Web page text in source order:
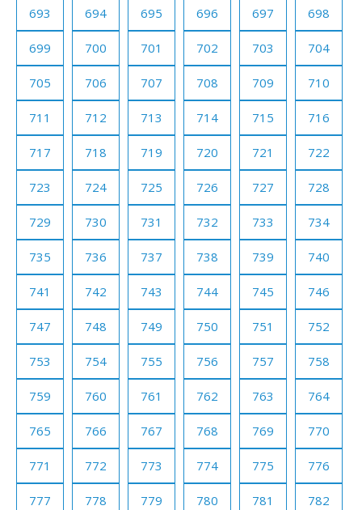
693 694 695 696 697 698
699 700 701 702 703 704
705 706 707 708 709 710
711 712 713 714 715 716
717 718 719 720 721 722
723 724 725 726 727 728
729 730 731 732 733 734
735 736 737 738 739 740
741 742 743 744 745 746
747 748 749 750 751 752
753 754 755 756 757 758
759 760 761 762 763 764
765 766 767 768 769 770
771 772 773 774 775 776
777 778 779 780 781 782